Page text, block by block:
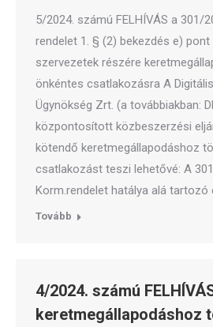
5/2024. számú FELHÍVÁS a 301/
rendelet 1. § (2) bekezdés e)
szervezetek részére
önkéntes csatlakozásra A
Ügynökség Zrt. (a továbbiakban:
központosított közbeszerzési
kötendő keretmegállapodáshoz
csatlakozást teszi lehetővé: A
Korm.rendelet hatálya alá tartozó
Tovább
4/2024. számú
keretmegállapodáshoz